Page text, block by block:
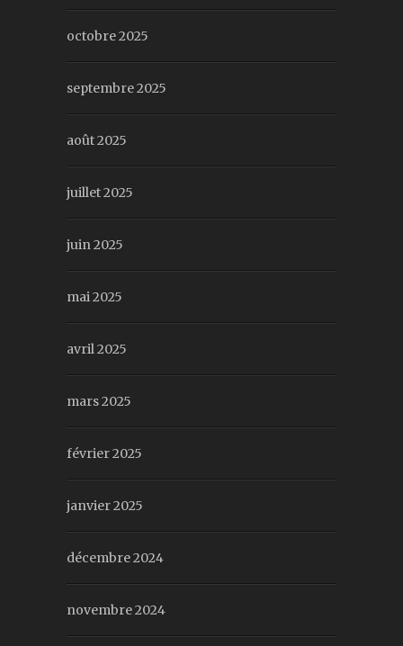
octobre 2025
septembre 2025
août 2025
juillet 2025
juin 2025
mai 2025
avril 2025
mars 2025
février 2025
janvier 2025
décembre 2024
novembre 2024